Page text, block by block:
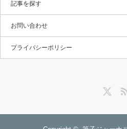
記事を探す
お問い合わせ
プライバシーポリシー